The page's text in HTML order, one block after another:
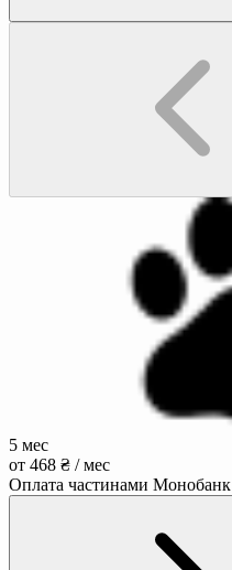
5 мес
от 468 ₴ / мес
Оплата частинами Монобанк